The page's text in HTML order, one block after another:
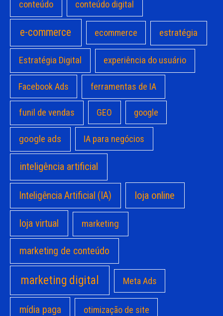
conteúdo conteúdo digital
e-commerce ecommerce estratégia
Estratégia Digital experiência do usuário
Facebook Ads ferramentas de IA
funil de vendas GEO google
google ads IA para negócios
inteligência artificial
Inteligência Artificial (IA) loja online
loja virtual marketing
marketing de conteúdo
marketing digital Meta Ads
mídia paga otimização de site